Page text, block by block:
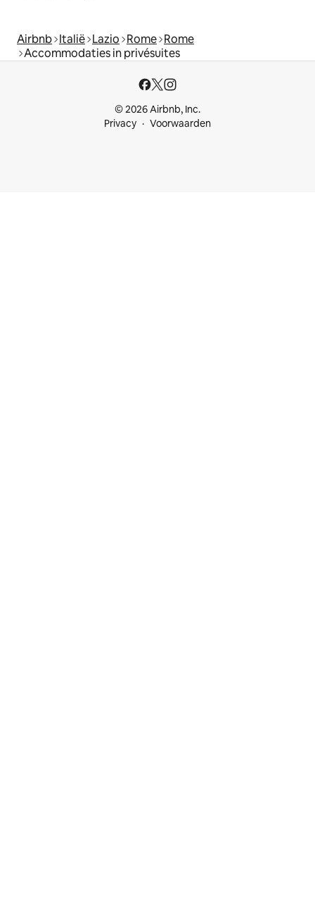
Airbnb Italië Lazio Rome Rome
Accommodaties in privésuites
© 2026 Airbnb, Inc.
Privacy
Voorwaarden